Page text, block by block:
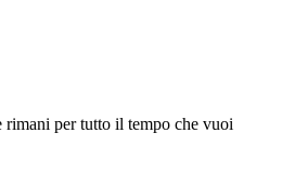
rimani per tutto il tempo che vuoi